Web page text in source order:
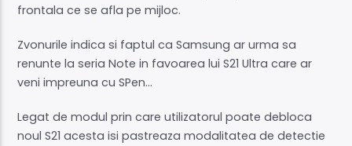
frontala ce se afla pe mijloc.
Zvonurile indica si faptul ca Samsung ar urma sa
renunte la seria Note in favoarea lui S21 Ultra care ar
veni impreuna cu SPen…
Legat de modul prin care utilizatorul poate debloca
noul S21 acesta isi pastreaza modalitatea de detectie